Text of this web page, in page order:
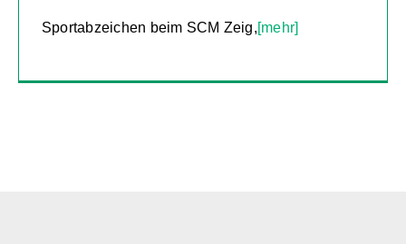
Sportabzeichen beim SCM Zeig,[mehr]